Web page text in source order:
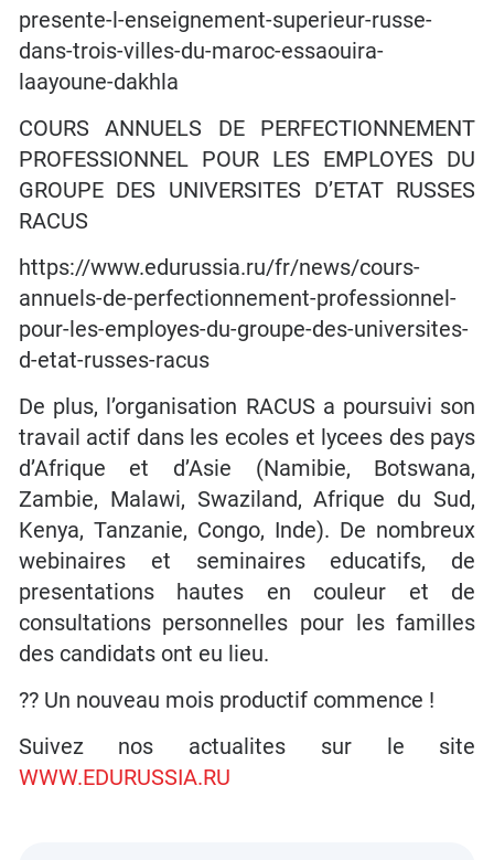
presente-l-enseignement-superieur-russe-
dans-trois-villes-du-maroc-essaouira-
laayoune-dakhla
COURS ANNUELS DE PERFECTIONNEMENT
PROFESSIONNEL POUR LES EMPLOYES DU
GROUPE DES UNIVERSITES D’ETAT RUSSES
RACUS
https://www.edurussia.ru/fr/news/cours-
annuels-de-perfectionnement-professionnel-
pour-les-employes-du-groupe-des-universites-
d-etat-russes-racus
De plus, l’organisation RACUS a poursuivi son
travail actif dans les ecoles et lycees des pays
d’Afrique et d’Asie (Namibie, Botswana,
Zambie, Malawi, Swaziland, Afrique du Sud,
Kenya, Tanzanie, Congo, Inde). De nombreux
webinaires et seminaires educatifs, de
presentations hautes en couleur et de
consultations personnelles pour les familles
des candidats ont eu lieu.
?? Un nouveau mois productif commence !
Suivez nos actualites sur le site
WWW.EDURUSSIA.RU